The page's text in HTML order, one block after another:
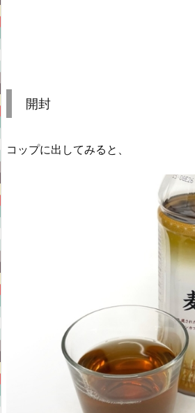
開封
コップに出してみると、